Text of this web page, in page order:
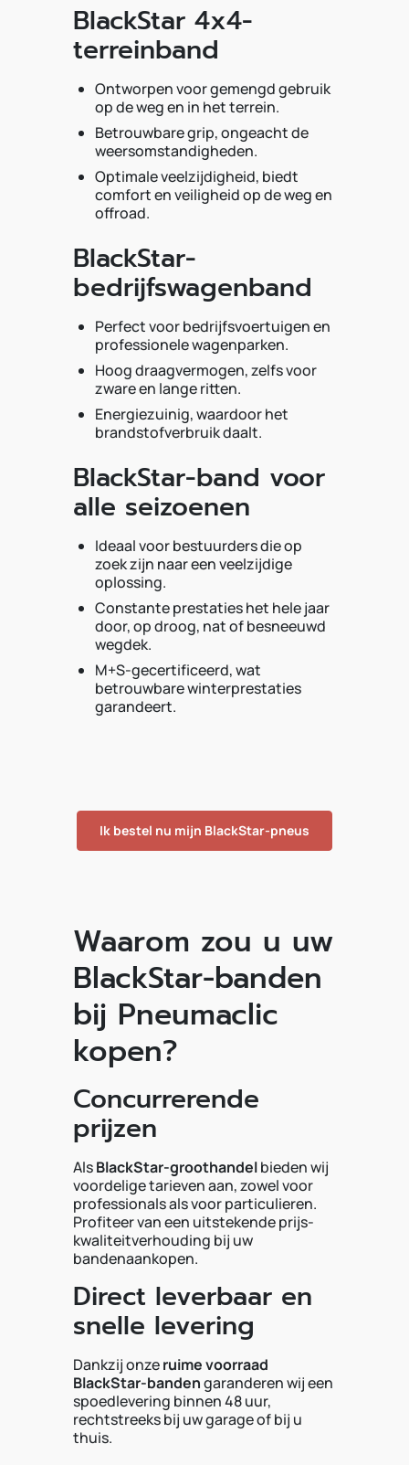
BlackStar 4x4-
terreinband
Ontworpen voor gemengd gebruik
op de weg en in het terrein.
Betrouwbare grip, ongeacht de
weersomstandigheden.
Optimale veelzijdigheid, biedt
comfort en veiligheid op de weg en
offroad.
BlackStar-
bedrijfswagenband
Perfect voor bedrijfsvoertuigen en
professionele wagenparken.
Hoog draagvermogen, zelfs voor
zware en lange ritten.
Energiezuinig, waardoor het
brandstofverbruik daalt.
BlackStar-band voor
alle seizoenen
Ideaal voor bestuurders die op
zoek zijn naar een veelzijdige
oplossing.
Constante prestaties het hele jaar
door, op droog, nat of besneeuwd
wegdek.
M+S-gecertificeerd, wat
betrouwbare winterprestaties
garandeert.
Ik bestel nu mijn BlackStar-pneus
Waarom zou u uw
BlackStar-banden
bij Pneumaclic
kopen?
Concurrerende
prijzen
AlsBlackStar-groothandelbieden wij
voordelige tarieven aan, zowel voor
professionals als voor particulieren.
Profiteer van een uitstekende prijs-
kwaliteitverhouding bij uw
bandenaankopen.
Direct leverbaar en
snelle levering
Dankzij onzeruime voorraad
BlackStar-bandengaranderen wij een
spoedlevering binnen 48 uur,
rechtstreeks bij uw garage of bij u
thuis.